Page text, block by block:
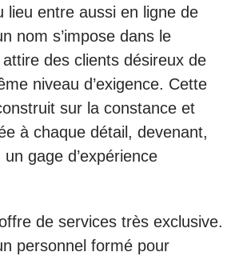
lieu entre aussi en ligne de
nom s’impose dans le
des clients désireux de
niveau d’exigence. Cette
sur la constance et
à chaque détail, devenant,
gage d’expérience
de services très exclusive.
personnel formé pour